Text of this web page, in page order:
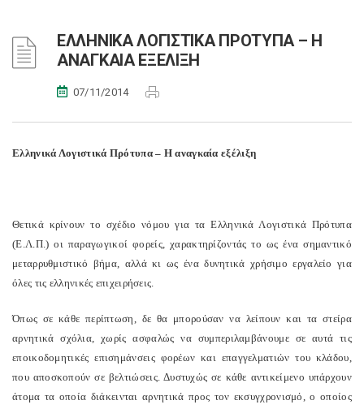
ΕΛΛΗΝΙΚΑ ΛΟΓΙΣΤΙΚΑ ΠΡΟΤΥΠΑ – Η
ΑΝΑΓΚΑΙΑ ΕΞΕΛΙΞΗ
07/11/2014
Ελληνικά Λογιστικά Πρότυπα – Η αναγκαία εξέλιξη
Θετικά κρίνουν το σχέδιο νόμου για τα Ελληνικά Λογιστικά Πρότυπα
(Ε.Λ.Π.) οι παραγωγικοί φορείς, χαρακτηρίζοντάς το ως ένα σημαντικό
μεταρρυθμιστικό βήμα, αλλά κι ως ένα δυνητικά χρήσιμο εργαλείο για
όλες τις ελληνικές επιχειρήσεις.
Όπως σε κάθε περίπτωση, δε θα μπορούσαν να λείπουν και τα στείρα
αρνητικά σχόλια, χωρίς ασφαλώς να συμπεριλαμβάνουμε σε αυτά τις
εποικοδομητικές επισημάνσεις φορέων και επαγγελματιών του κλάδου,
που αποσκοπούν σε βελτιώσεις. Δυστυχώς σε κάθε αντικείμενο υπάρχουν
άτομα τα οποία διάκεινται αρνητικά προς τον εκσυγχρονισμό, ο οποίος